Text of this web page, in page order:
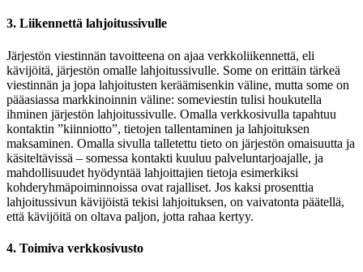
3. Liikennettä lahjoitussivulle
Järjestön viestinnän tavoitteena on ajaa verkkoliikennettä, eli
kävijöitä, järjestön omalle lahjoitussivulle. Some on erittäin tärkeä
viestinnän ja jopa lahjoitusten keräämisenkin väline, mutta some on
pääasiassa markkinoinnin väline: someviestin tulisi houkutella
ihminen järjestön lahjoitussivulle. Omalla verkkosivulla tapahtuu
kontaktin ”kiinniotto”, tietojen tallentaminen ja lahjoituksen
maksaminen. Omalla sivulla talletettu tieto on järjestön omaisuutta ja
käsiteltävissä – somessa kontakti kuuluu palveluntarjoajalle, ja
mahdollisuudet hyödyntää lahjoittajien tietoja esimerkiksi
kohderyhmäpoiminnoissa ovat rajalliset. Jos kaksi prosenttia
lahjoitussivun kävijöistä tekisi lahjoituksen, on vaivatonta päätellä,
että kävijöitä on oltava paljon, jotta rahaa kertyy.
4. Toimiva verkkosivusto